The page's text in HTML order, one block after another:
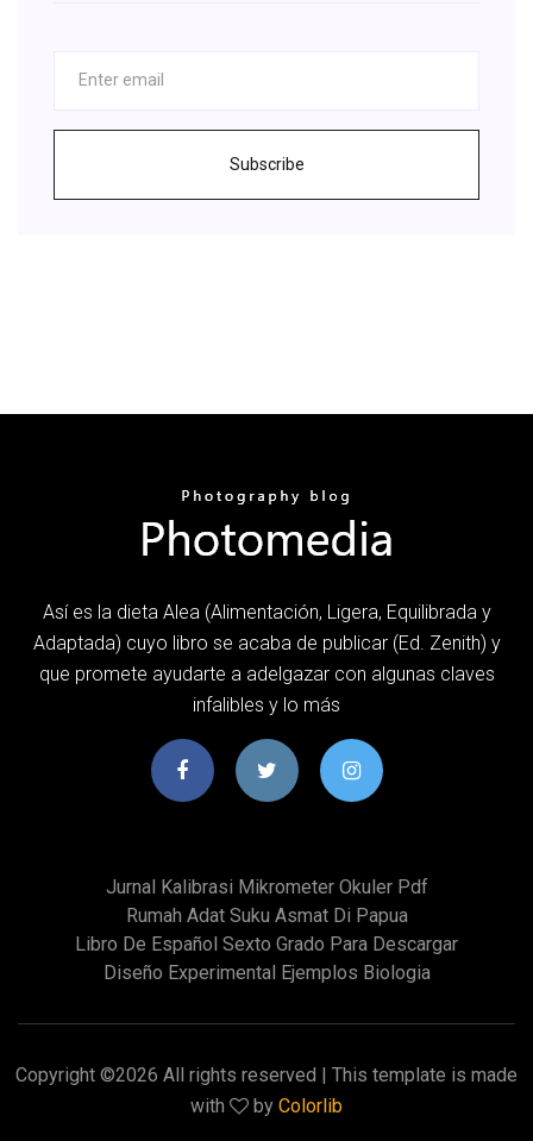
Subscribe
Así es la dieta Alea (Alimentación, Ligera, Equilibrada y
Adaptada) cuyo libro se acaba de publicar (Ed. Zenith) y
que promete ayudarte a adelgazar con algunas claves
infalibles y lo más
Jurnal Kalibrasi Mikrometer Okuler Pdf
Rumah Adat Suku Asmat Di Papua
Libro De Español Sexto Grado Para Descargar
Diseño Experimental Ejemplos Biologia
Copyright ©2026 All rights reserved | This template is made
with
by Colorlib